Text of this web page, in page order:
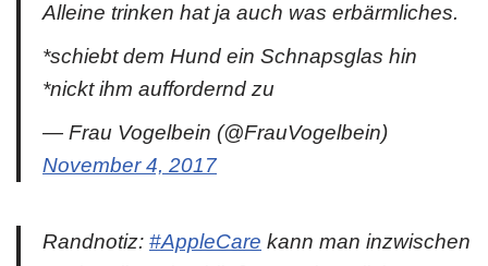
Alleine trinken hat ja auch was erbärmliches.
*schiebt dem Hund ein Schnapsglas hin
*nickt ihm auffordernd zu
— Frau Vogelbein (@FrauVogelbein)
November 4, 2017
Randnotiz: #AppleCare kann man inzwischen